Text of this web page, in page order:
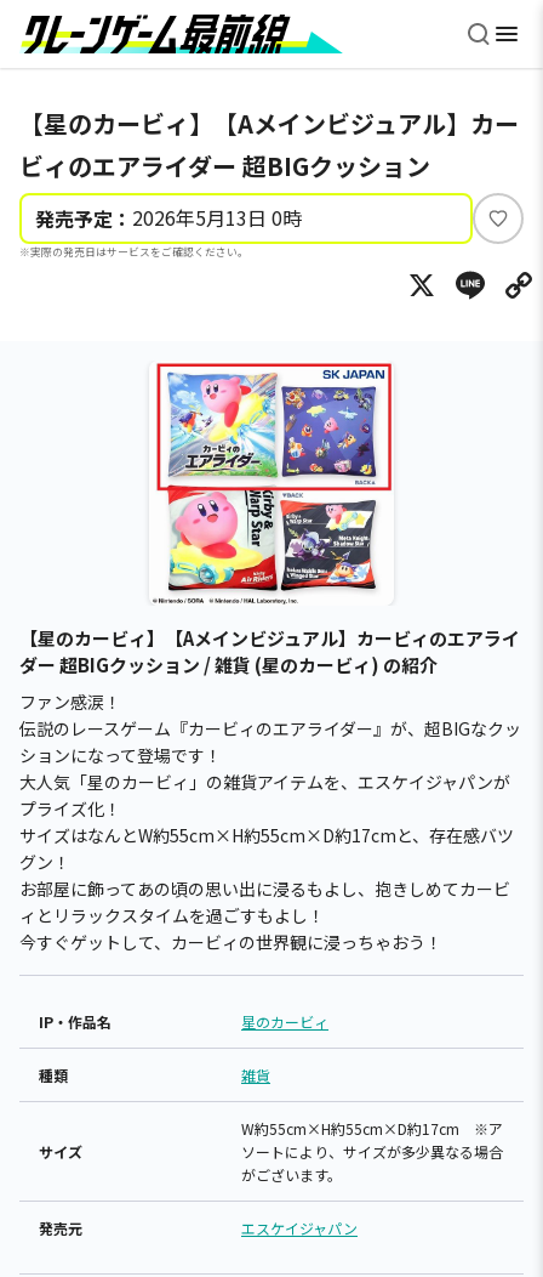
【星のカービィ】【Aメインビジュアル】カー
ビィのエアライダー 超BIGクッション
発売予定： 2026年5月13日 0時
※実際の発売日はサービスをご確認ください。
い
ね
X
【星のカービィ】【Aメインビジュアル】カービィのエアライ
ダー 超BIGクッション / 雑貨 (星のカービィ) の紹介
ファン感涙！
伝説のレースゲーム『カービィのエアライダー』が、超BIGなクッ
ションになって登場です！
大人気「星のカービィ」の雑貨アイテムを、エスケイジャパンが
プライズ化！
サイズはなんとW約55cm×H約55cm×D約17cmと、存在感バツ
グン！
お部屋に飾ってあの頃の思い出に浸るもよし、抱きしめてカービ
ィとリラックスタイムを過ごすもよし！
今すぐゲットして、カービィの世界観に浸っちゃおう！
IP・作品名 星のカービィ
種類 雑貨
サイズ
W約55cm×H約55cm×D約17cm ※ア
ソートにより、サイズが多少異なる場合
がございます。
発売元 エスケイジャパン